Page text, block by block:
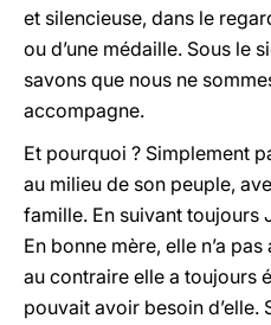
et silencieuse, dans le
ou d’une médaille. Sous le
savons que nous ne
accompagne.
Et pourquoi ? Simplement
au milieu de son peuple,
famille. En suivant toujours
En bonne mère, elle n’a
au contraire elle a toujours
pouvait avoir besoin d’elle.